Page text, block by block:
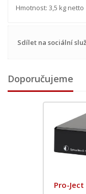
Hmotnost: 3,5 kg netto
Sdílet na sociální
Doporučujeme
Pro-